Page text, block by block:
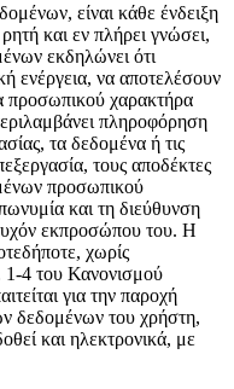
είναι κάθε ένδειξη
και εν πλήρει γνώσει,
εκδηλώνει ότι
ενέργεια, να αποτελέσουν
προσωπικού χαρακτήρα
πληροφόρηση
τα δεδομένα ή τις
τους αποδέκτες
προσωπικού
και τη διεύθυνση
εκπροσώπου του. Η
χωρίς
4 του Κανονισμού
για την παροχή
δεδομένων του χρήστη,
και ηλεκτρονικά, με